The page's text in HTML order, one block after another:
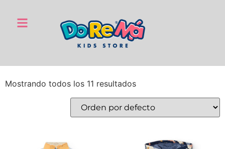
Mostrando todos los 11 resultados